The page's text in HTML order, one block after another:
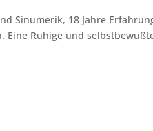
Sinumerik, 18 Jahre
Ruhige und